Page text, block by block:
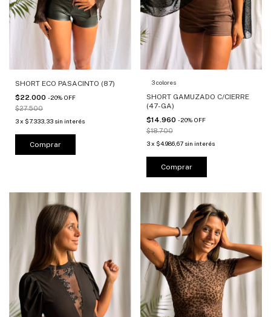
SHORT ECO PASACINTO (87)
$22.000 -20% OFF
$27.500
3x $7.333,33 sin interés
Comprar
3 colores
SHORT GAMUZADO C/CIERRE
(47-GA)
$14.960 -20% OFF
$18.700
3 x $4.986,67 sin interés
Comprar